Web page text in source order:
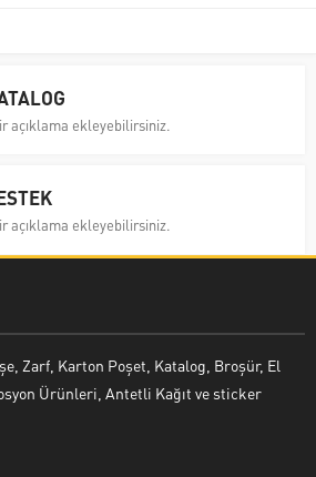
açıklama ekleyebilirsiniz.
açıklama ekleyebilirsiniz.
Zarf, Karton Poşet, Katalog, Broşür, El
Ürünleri, Antetli Kağıt ve sticker